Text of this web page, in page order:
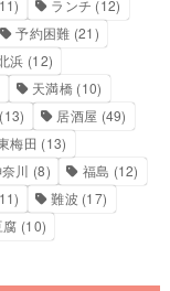
ランチ (12)
予約困難 (21)
浜 (12)
天満橋(10)
(13) 居酒屋 (49)
梅田 (13)
川 (8) 福島 (12)
難波 (17)
腐 (10)